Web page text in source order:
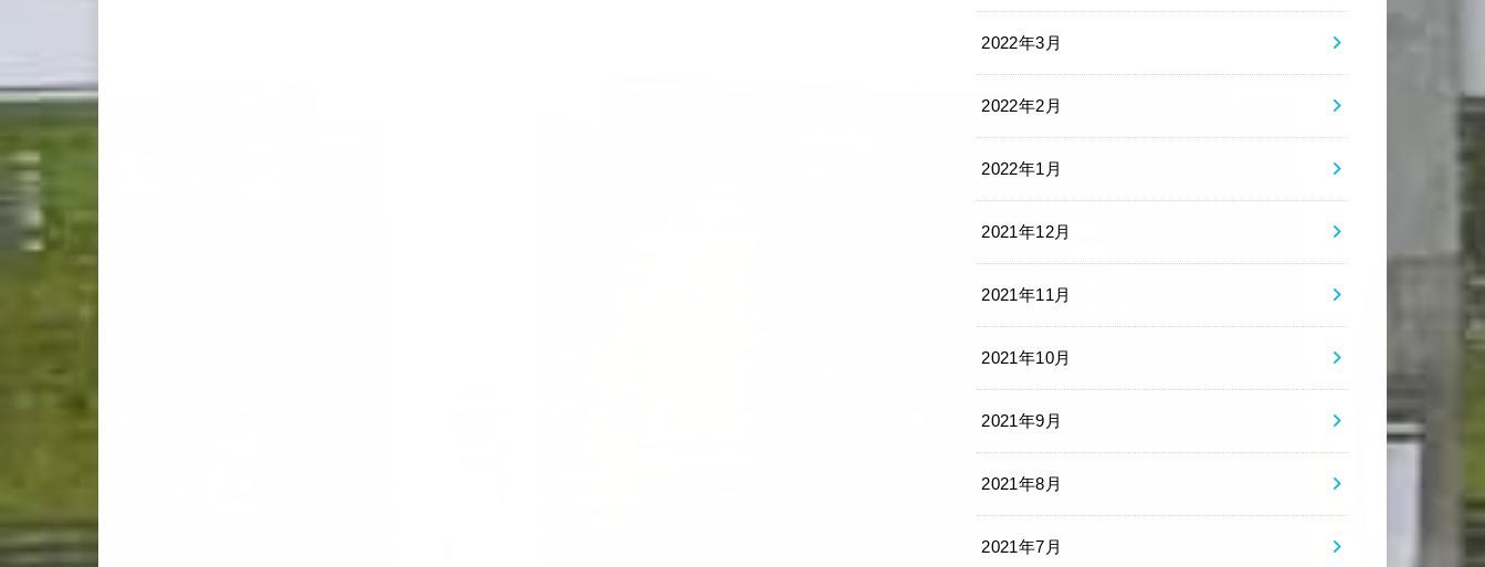
2022年3月
2022年2月
2022年1月
2021年12月
2021年11月
2021年10月
2021年9月
2021年8月
2021年7月